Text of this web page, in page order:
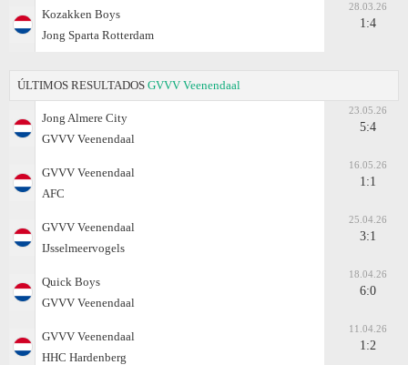
Kozakken Boys
Jong Sparta Rotterdam
28.03.26
1:4
ÚLTIMOS RESULTADOS GVVV Veenendaal
Jong Almere City
GVVV Veenendaal
23.05.26
5:4
GVVV Veenendaal
AFC
16.05.26
1:1
GVVV Veenendaal
IJsselmeervogels
25.04.26
3:1
Quick Boys
GVVV Veenendaal
18.04.26
6:0
GVVV Veenendaal
HHC Hardenberg
11.04.26
1:2